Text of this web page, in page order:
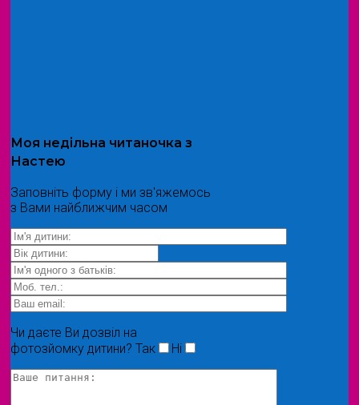
Моя недільна читаночка з
Настею
Заповніть форму і ми зв'яжемось
з Вами найближчим часом
Чи даєте Ви дозвіл на
фотозйомку дитини? Так Ні